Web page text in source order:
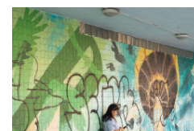
Imagen